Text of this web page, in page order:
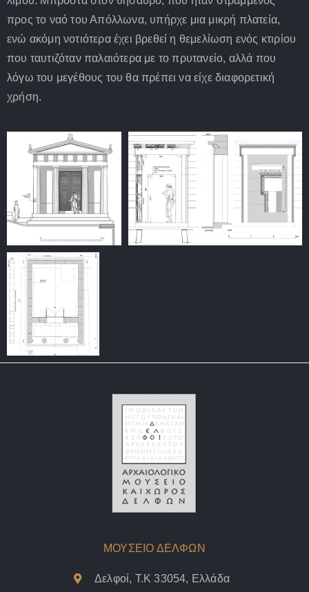
προς το ναό του Απόλλωνα, υπήρχε μια μικρή πλατεία,
ενώ ακόμη νοτιότερα έχει βρεθεί η θεμελίωση ενός κτιρίου
που ταυτιζόταν παλαιότερα με το πρυτανείο, αλλά που
λόγω του μεγέθους του θα πρέπει να είχε διαφορετική
χρήση.
ΜΟΥΣΕΙΟ ΔΕΛΦΩΝ
Δελφοί, Τ.Κ 33054, Ελλάδα